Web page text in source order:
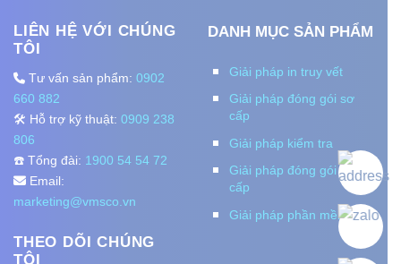
LIÊN HỆ VỚI CHÚNG
TÔI
Tư vấn sản phẩm: 0902
660 882
🛠️ Hỗ trợ kỹ thuật: 0909 238
806
☎️ Tổng đài: 1900 54 54 72
Email:
marketing@vmsco.vn
THEO DÕI CHÚNG
TÔI
DANH MỤC SẢN PHẨM
Giải pháp in truy vết
Giải pháp đóng gói sơ
cấp
Giải pháp kiểm tra
Giải pháp đóng gói thứ
cấp
Giải pháp phần mềm